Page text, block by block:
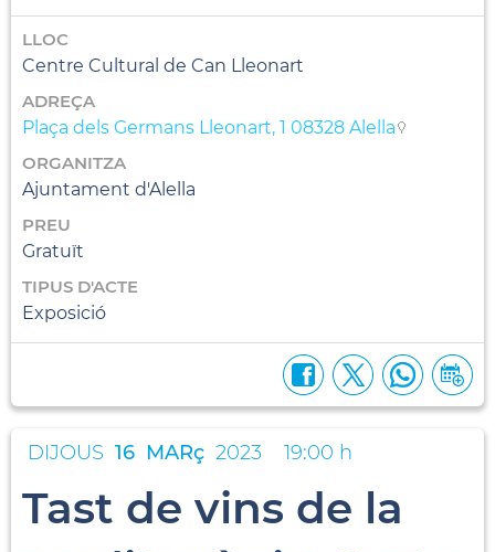
LLOC
Centre Cultural de Can Lleonart
ADREÇA
Plaça dels Germans Lleonart, 1 08328 Alella
ORGANITZA
Ajuntament d'Alella
PREU
Gratuït
TIPUS D'ACTE
Exposició
DIJOUS 16 MARç 2023 19:00 h
Tast de vins de la